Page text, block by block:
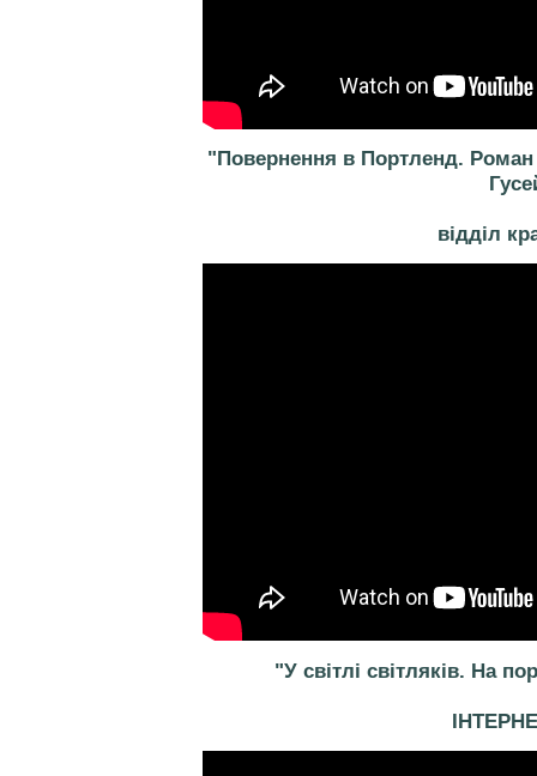
"Повернення в Портленд. Роман
відділ
"У світлі світляків. На